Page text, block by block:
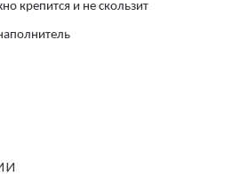
крепится и не скользит